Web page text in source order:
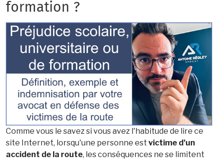
formation ?
Comme vous le savez si vous avez l'habitude de lire ce
site Internet, lorsqu'une personne est victime d’un
accident de la route, les conséquences ne se limitent